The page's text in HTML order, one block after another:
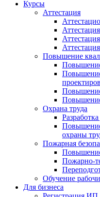
Курсы
Аттестация
Повышение
Охрана труда
охраны
Пожарная
Пожарно-
Обучение
Для бизнеса